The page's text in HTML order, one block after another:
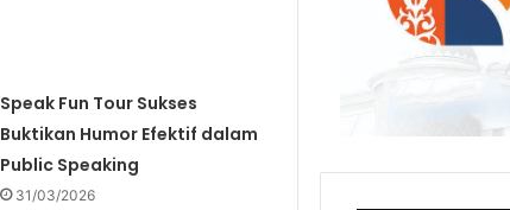
Speak Fun Tour Sukses
Buktikan Humor Efektif dalam
Public Speaking
31/03/2026